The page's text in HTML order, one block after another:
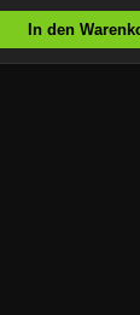
In den